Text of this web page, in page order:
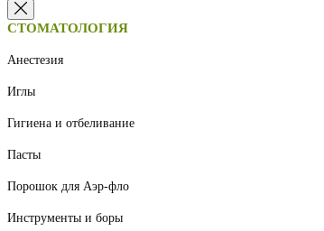
СТОМАТОЛОГИЯ
Анестезия
Иглы
Гигиена и отбеливание
Пасты
Порошок для Аэр-фло
Инструменты и боры